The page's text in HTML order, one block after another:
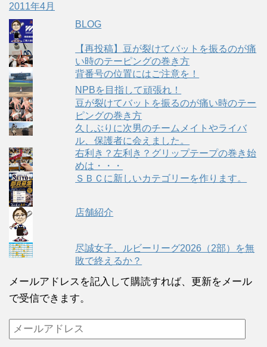
2011年4月
BLOG
【再投稿】豆が裂けてバットを振るのが痛
い時のテーピングの巻き方
背番号の位置にはご注意を！
NPBを目指して頑張れ！
豆が裂けてバットを振るのが痛い時のテー
ピングの巻き方
久しぶりに次男のチームメイトやライバ
ル、保護者に会えました。
右利き？左利き？グリップテープの巻き始
めは・・・
ＳＢＣに新しいカテゴリーを作ります。
店舗紹介
尽誠女子、ルビーリーグ2026（2部）を無
敗で終えるか？
メールアドレスを記入して購読すれば、更新をメール
で受信できます。